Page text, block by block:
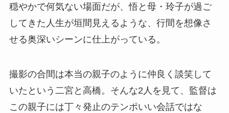
穏やかで何気ない場面だが、悟と母・玲子が過ご
してきた人生が垣間見えるような、行間を想像さ
せる奥深いシーンに仕上がっている。
撮影の合間は本当の親子のように仲良く談笑して
いたという二宮と高橋。そんな2人を見て、監督は
この親子には丁々発止のテンポいい会話ではな